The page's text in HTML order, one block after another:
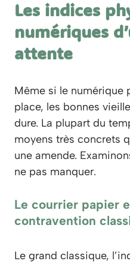
Les indices
numériques
attente
Même si le numérique
place, les bonnes
dure. La plupart du
moyens très concrets
une amende.
ne pas manquer.
Le courrier papier
contravention
Le grand classique,